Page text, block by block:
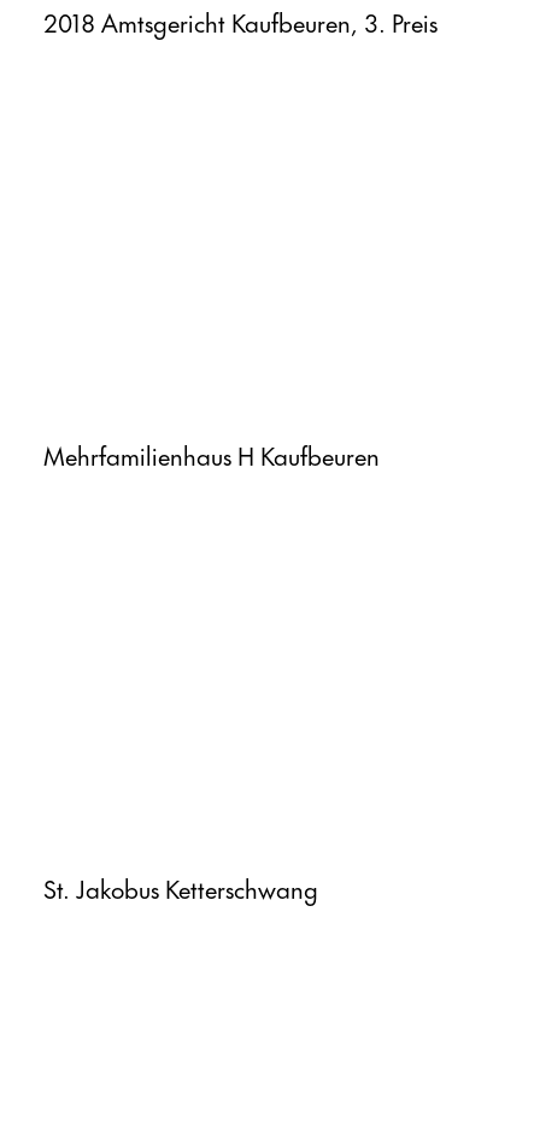
2018 Amtsgericht Kaufbeuren, 3. Preis
Mehrfamilienhaus H Kaufbeuren
St. Jakobus Ketterschwang